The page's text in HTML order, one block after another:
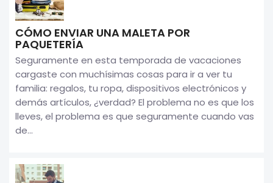
CÓMO ENVIAR UNA MALETA POR
PAQUETERÍA
Seguramente en esta temporada de vacaciones
cargaste con muchísimas cosas para ir a ver tu
familia: regalos, tu ropa, dispositivos electrónicos y
demás artículos, ¿verdad? El problema no es que los
lleves, el problema es que seguramente cuando vas
de...